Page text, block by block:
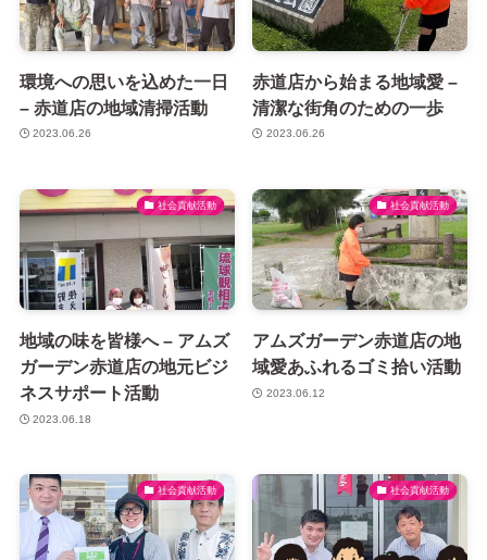
環境への思いを込めた一日
– 赤道店の地域清掃活動
2023.06.26
赤道店から始まる地域愛 –
清潔な街角のための一歩
2023.06.26
社会貢献活動
地域の味を皆様へ – アムズ
ガーデン赤道店の地元ビジ
ネスサポート活動
2023.06.18
社会貢献活動
アムズガーデン赤道店の地
域愛あふれるゴミ拾い活動
2023.06.12
社会貢献活動 社会貢献活動